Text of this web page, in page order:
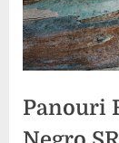
Panouri